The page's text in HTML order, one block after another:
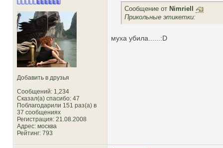
Добавить в друзья
Сообщений: 1,234
Сказал(а) спасибо: 47
Поблагодарили 151 раз(а) в
37 сообщениях
Регистрация: 21.08.2008
Адрес: москва
Рейтинг: 793
Сообщение от Nimriell
Прикольные этикетки:
муха убила......:D